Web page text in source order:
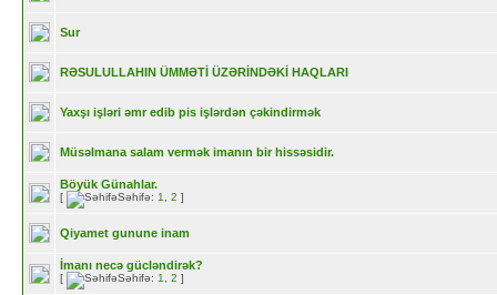
Sur
RƏSULULLAHIN ÜMMƏTİ ÜZƏRİNDƏKİ HAQLARI
Yaxşı işləri əmr edib pis işlərdən çəkindirmək
Müsəlmana salam vermək imanın bir hissəsidir.
Böyük Günahlar.
[ Səhifə: 1 2 ]
Qiyamet gunune inam
İmanı necə gücləndirək?
[ Səhifə: 1 2 ]